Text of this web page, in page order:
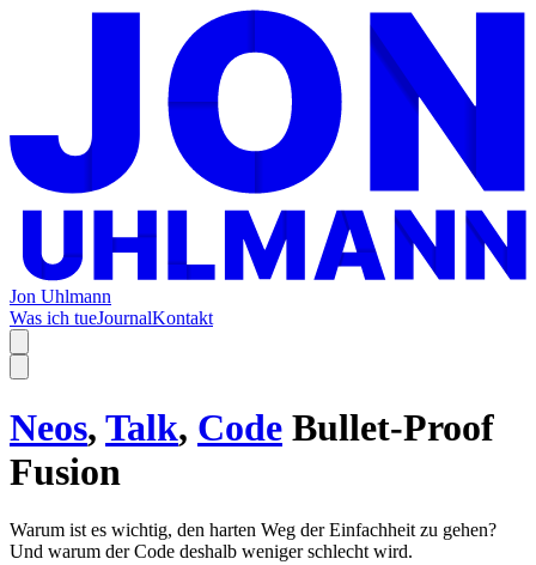
Jon Uhlmann
Was ich tueJournalKontakt
Neos, Talk, Code Bullet-Proof
Fusion
Warum ist es wichtig, den harten Weg der Einfachheit zu gehen?
Und warum der Code deshalb weniger schlecht wird.